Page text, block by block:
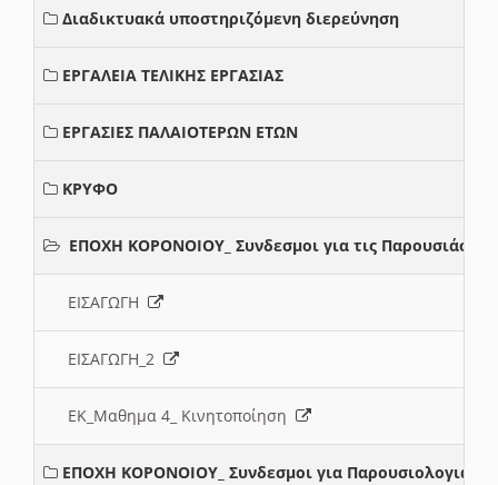
Διαδικτυακά υποστηριζόμενη διερεύνηση
ΕΡΓΑΛΕΙΑ ΤΕΛΙΚΗΣ ΕΡΓΑΣΙΑΣ
ΕΡΓΑΣΙΕΣ ΠΑΛΑΙΟΤΕΡΩΝ ΕΤΩΝ
ΚΡΥΦΟ
ΕΠΟΧΗ ΚΟΡΟΝΟΙΟΥ_ Συνδεσμοι για τις Παρουσιάσεις
ΕΙΣΑΓΩΓΗ
ΕΙΣΑΓΩΓΗ_2
ΕΚ_Μαθημα 4_ Κινητοποίηση
ΕΠΟΧΗ ΚΟΡΟΝΟΙΟΥ_ Συνδεσμοι για Παρουσιολογια